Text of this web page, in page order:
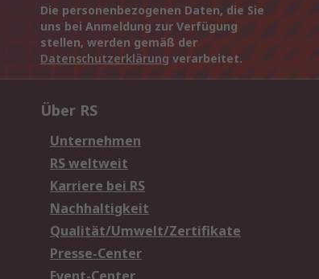
Die personenbezogenen Daten, die Sie
uns bei Anmeldung zur Verfügung
stellen, werden gemäß der
Datenschutzerklärung verarbeitet.
Über RS
Unternehmen
RS weltweit
Karriere bei RS
Nachhaltigkeit
Qualität/Umwelt/Zertifikate
Presse-Center